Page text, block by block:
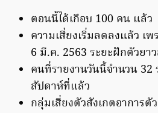
ตอนนี้ได้เกือบ 100 คน แล้ว
ความเสี่ยงเริ่มลดลงแล้ว เ
6 มี.ค. 2563 ระยะฝักตัวยา
คนที่รายงานวันนี้จำนวน 32
สัปดาห์ที่แล้ว
กลุ่มเสี่ยงตัวสังเกตอาการตั